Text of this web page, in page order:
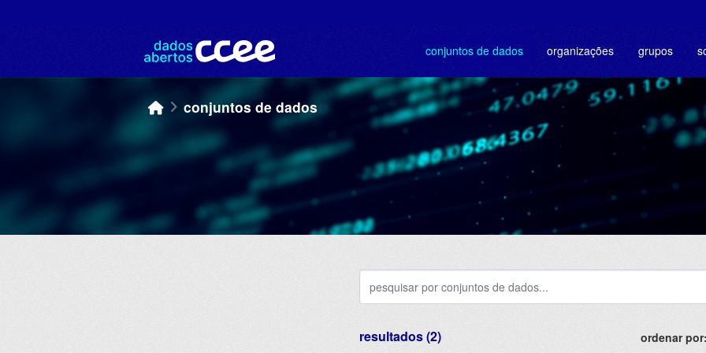
conjuntos de dados organizações grupos
conjuntos de dados
ordenar por
resultados (2)